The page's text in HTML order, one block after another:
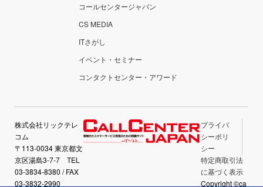
コールセンタージャパン
CS MEDIA
ITさがし
イベント・セミナー
コンタクトセンター・アワード
株式会社リックテレ
コム
〒113-0034 東京都文
京区湯島3-7-7 TEL
03-3834-8380 / FAX
03-3832-2990
プライバ
シーポリ
シー
特定商取引法
に基づく表示
Copyright ©ca